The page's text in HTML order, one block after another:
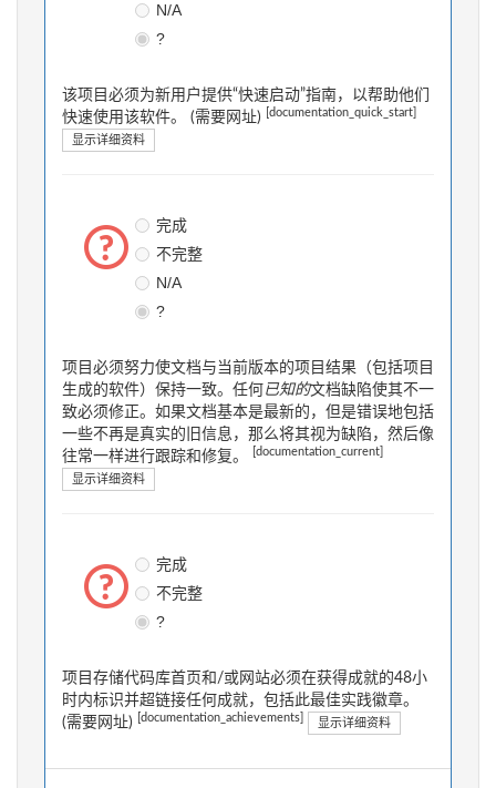
N/A
?
该项目必须为新用户提供“快速启动”指南，以帮助他们
快速使用该软件。 (需要网址)
[documentation_quick_start]
显示详细资料
完成
不完整
N/A
?
项目必须努力使文档与当前版本的项目结果（包括项目
生成的软件）保持一致。任何 已知的文档缺陷使其不一
致必须修正。如果文档基本是最新的，但是错误地包括
一些不再是真实的旧信息，那么将其视为缺陷，然后像
往常一样进行跟踪和修复。
[documentation_current]
显示详细资料
完成
不完整
?
项目存储代码库首页和/或网站必须在获得成就的48小
时内标识并超链接任何成就，包括此最佳实践徽章。
(需要网址)
[documentation_achievements] 显示详细资料